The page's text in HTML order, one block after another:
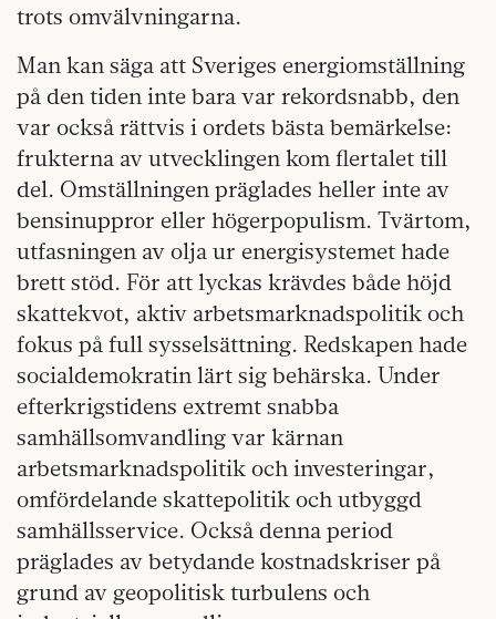
trots omvälvningarna.
Man kan säga att Sveriges energiomställning
på den tiden inte bara var rekordsnabb, den
var också rättvis i ordets bästa bemärkelse:
frukterna av utvecklingen kom flertalet till
del. Omställningen präglades heller inte av
bensinuppror eller högerpopulism. Tvärtom,
utfasningen av olja ur energisystemet hade
brett stöd. För att lyckas krävdes både höjd
skattekvot, aktiv arbetsmarknadspolitik och
fokus på full sysselsättning. Redskapen hade
socialdemokratin lärt sig behärska. Under
efterkrigstidens extremt snabba
samhällsomvandling var kärnan
arbetsmarknadspolitik och investeringar,
omfördelande skattepolitik och utbyggd
samhällsservice. Också denna period
präglades av betydande kostnadskriser på
grund av geopolitisk turbulens och